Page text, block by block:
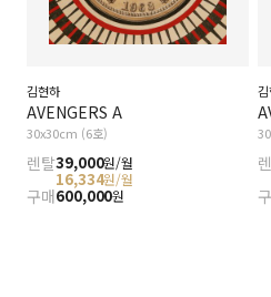
김현하
AVENGERS A
30x30cm (6호)
렌탈39,000원/월
16,334원/월
구매600,000원